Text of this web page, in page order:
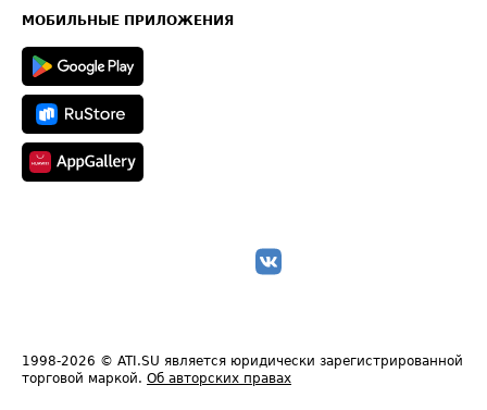
Техническая информация
МОБИЛЬНЫЕ ПРИЛОЖЕНИЯ
1998-2026 © ATI.SU является юридически зарегистрированной
торговой маркой. Об авторских правах